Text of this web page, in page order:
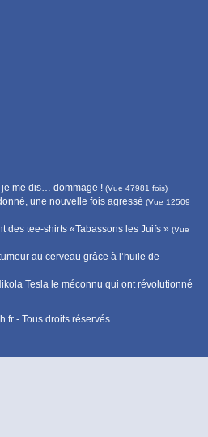
me dis… dommage ! (Vue 47981 fois)
une nouvelle fois agressé (Vue 12509
des tee-shirts «Tabassons les Juifs » (Vue
au cerveau grâce à l’huile de
Tesla le méconnu qui ont révolutionné
- Tous droits réservés